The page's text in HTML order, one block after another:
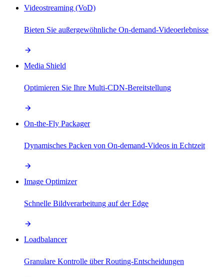
Videostreaming (VoD)
Bieten Sie außergewöhnliche On-demand-Videoerlebnisse
Media Shield
Optimieren Sie Ihre Multi-CDN-Bereitstellung
On-the-Fly Packager
Dynamisches Packen von On-demand-Videos in Echtzeit
Image Optimizer
Schnelle Bildverarbeitung auf der Edge
Loadbalancer
Granulare Kontrolle über Routing-Entscheidungen